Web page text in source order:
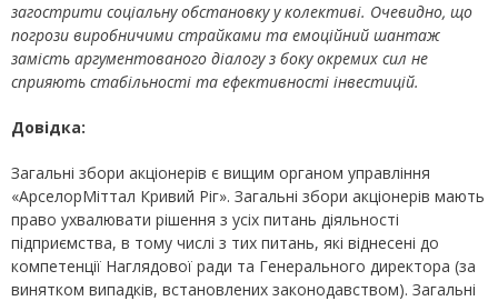
загострити соціальну обстановку у колективі. Очевидно, що
погрози виробничими страйками та емоційний шантаж
замість аргументованого діалогу з боку окремих сил не
сприяють стабільності та ефективності інвестицій.
Довідка:
Загальні збори акціонерів є вищим органом управління
«АрселорМіттал Кривий Ріг». Загальні збори акціонерів мають
право ухвалювати рішення з усіх питань діяльності
підприємства, в тому числі з тих питань, які віднесені до
компетенції Наглядової ради та Генерального директора (за
винятком випадків, встановлених законодавством). Загальні